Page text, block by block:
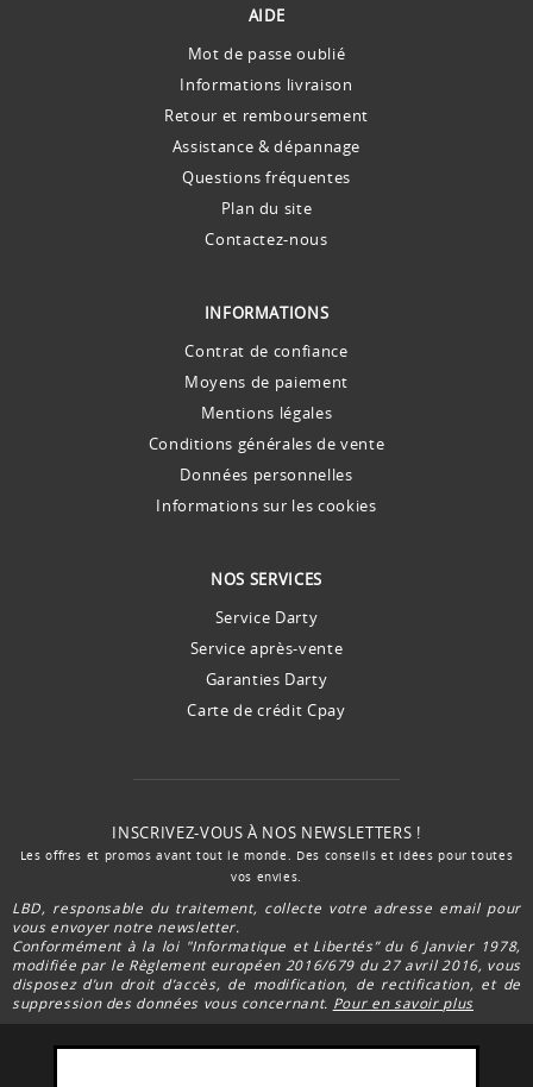
AIDE
Mot de passe oublié
Informations livraison
Retour et remboursement
Assistance & dépannage
Questions fréquentes
Plan du site
Contactez-nous
INFORMATIONS
Contrat de confiance
Moyens de paiement
Mentions légales
Conditions générales de vente
Données personnelles
Informations sur les cookies
NOS SERVICES
Service Darty
Service après-vente
Garanties Darty
Carte de crédit Cpay
INSCRIVEZ-VOUS À NOS NEWSLETTERS !
Les offres et promos avant tout le monde. Des conseils et idées pour toutes
vos envies.
LBD, responsable du traitement, collecte votre adresse email pour
vous envoyer notre newsletter.
Conformément à la loi "Informatique et Libertés” du 6 Janvier 1978,
modifiée par le Règlement européen 2016/679 du 27 avril 2016, vous
disposez d’un droit d’accès, de modification, de rectification, et de
suppression des données vous concernant. Pour en savoir plus